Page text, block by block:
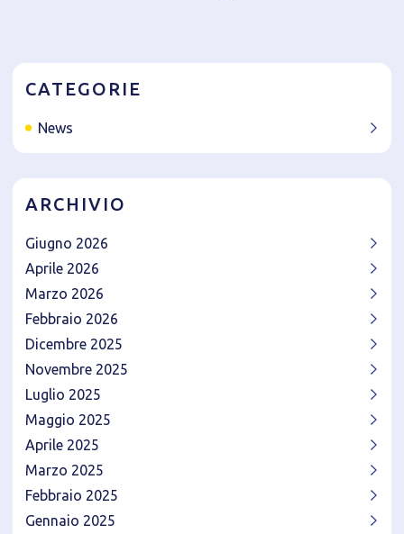
CATEGORIE
News
ARCHIVIO
Giugno 2026
Aprile 2026
Marzo 2026
Febbraio 2026
Dicembre 2025
Novembre 2025
Luglio 2025
Maggio 2025
Aprile 2025
Marzo 2025
Febbraio 2025
Gennaio 2025